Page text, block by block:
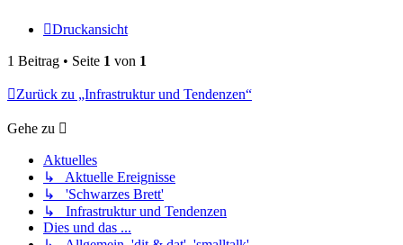
Druckansicht
1 Beitrag • Seite 1 von 1
Zurück zu „Infrastruktur und Tendenzen“
Gehe zu
Aktuelles
↳ Aktuelle Ereignisse
↳ 'Schwarzes Brett'
↳ Infrastruktur und Tendenzen
Dies und das ...